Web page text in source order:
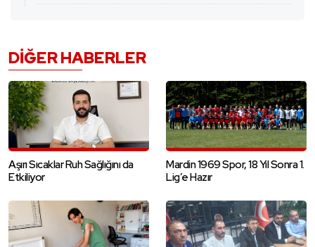
DIĞER HABERLER
Aşırı Sıcaklar Ruh Sağlığını da
Etkiliyor
Mardin 1969 Spor, 18 Yıl Sonra 1.
Lig’e Hazır